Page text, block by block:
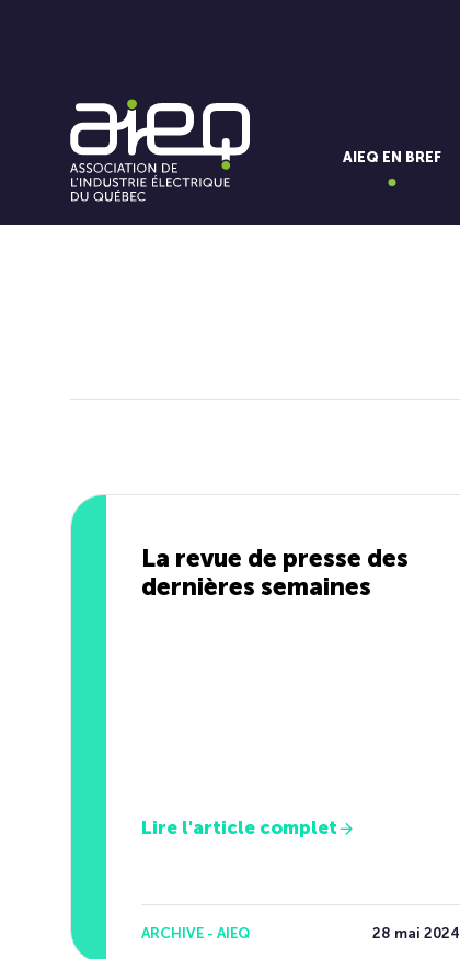
AIEQ EN BREF
La revue de presse des
dernières semaines
Lire l'article complet
ARCHIVE - AIEQ 28 mai 2024